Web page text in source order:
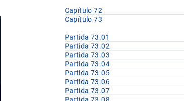
Capítulo 72
Capítulo 73
Partida 73.01
Partida 73.02
Partida 73.03
Partida 73.04
Partida 73.05
Partida 73.06
Partida 73.07